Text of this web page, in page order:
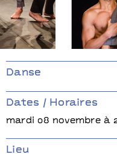
Au
Danse
Dates / Horaires
mardi 08 novembre à
Lieu